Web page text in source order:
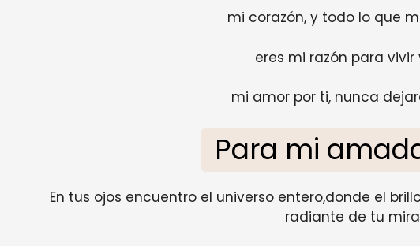
mi corazón, y todo lo que
eres mi razón para vivir
mi amor por ti, nunca
Para mi
En tus ojos encuentro el universo entero,donde el
radiante de tu